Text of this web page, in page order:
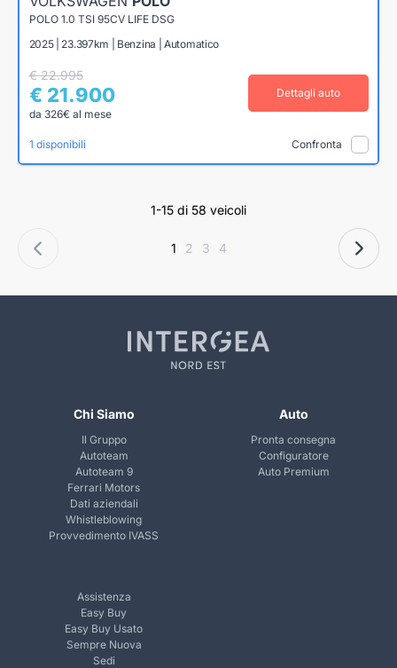
POLO 1.0 TSI 95CV LIFE DSG
2025 | 23.397km | Benzina | Automatico
€ 22.995
€ 21.900
da 326€ al mese
Dettagli auto
1 disponibili Confronta
1-15 di 58 veicoli
1 2 3 4
Chi Siamo
Il Gruppo
Autoteam
Autoteam 9
Ferrari Motors
Dati aziendali
Whistleblowing
Provvedimento IVASS
Auto
Pronta consegna
Configuratore
Auto Premium
Assistenza
Easy Buy
Easy Buy Usato
Sempre Nuova
Sedi